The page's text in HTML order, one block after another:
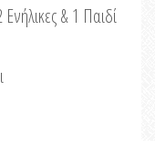
Ενήλικες & 1 Παιδί